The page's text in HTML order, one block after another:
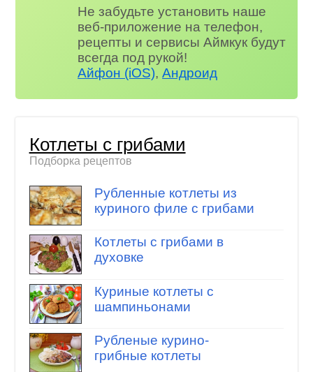
Не забудьте установить наше
веб-приложение на телефон,
рецепты и сервисы Аймкук будут
всегда под рукой!
Айфон (iOS),Андроид
Котлеты с грибами
Подборка рецептов
Рубленные котлеты из
куриного филе с грибами
Котлеты с грибами в
духовке
Куриные котлеты с
шампиньонами
Рубленые курино-
грибные котлеты